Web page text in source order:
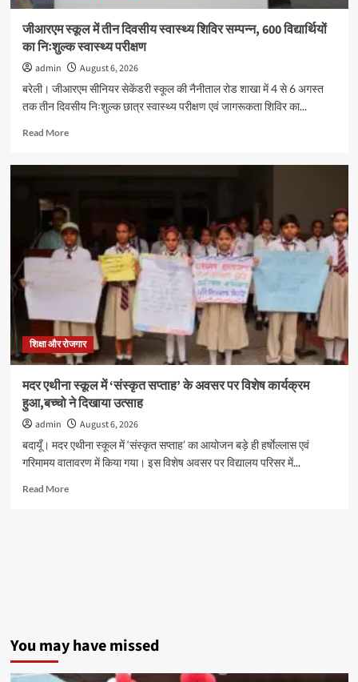
टिप्स
जीआरएम स्कूल में तीन दिवसीय स्वास्थ्य शिविर सम्पन्न, 600 विद्यार्थियों
का निःशुल्क स्वास्थ्य परीक्षण
admin
August 6, 2026
बरेली। जीआरएम सीनियर सेकेंडरी स्कूल की नैनीताल रोड शाखा में 4 से 6 अगस्त
तक तीन दिवसीय निःशुल्क छात्र स्वास्थ्य परीक्षण एवं जागरूकता शिविर का...
Read MoreRead
में
तीन
दिवसीय
स्वास्थ्य
विद्यार्थियों
का
निःशुल्क
स्वास्थ्य
शिक्षा और रोजगार
मदर एथीना स्कूल में ‘संस्कृत सप्ताह’ के अवसर पर विशेष कार्यक्रम
हुआ,बच्चो ने दिखाया उत्साह
admin
August 6, 2026
बदायूँ। मदर एथीना स्कूल में ‘संस्कृत सप्ताह’ का आयोजन बड़े ही हर्षाेल्लास एवं
गरिमामय वातावरण में किया गया। इस विशेष अवसर पर विद्यालय परिसर में...
Read MoreRead
अवसर
पर
You may have missed